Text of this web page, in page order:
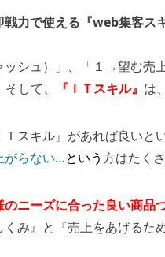
戦力で使える『web集客ス
シュ）」、「１→望む売
そして、 『ＩＴスキル』 は
スキル』があれば良いと
がらない…という方はたく
のニーズに合った良い商品
み』と『売上をあげる